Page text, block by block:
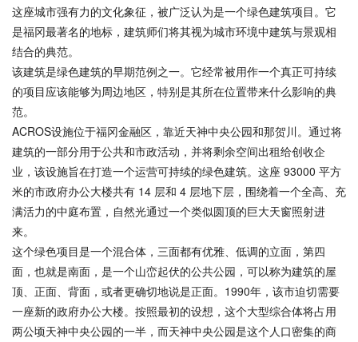
这座城市强有力的文化象征，被广泛认为是一个绿色建筑项目。它
是福冈最著名的地标，建筑师们将其视为城市环境中建筑与景观相
结合的典范。
该建筑是绿色建筑的早期范例之一。它经常被用作一个真正可持续
的项目应该能够为周边地区，特别是其所在位置带来什么影响的典
范。
ACROS设施位于福冈金融区，靠近天神中央公园和那贺川。通过将
建筑的一部分用于公共和市政活动，并将剩余空间出租给创收企
业，该设施旨在打造一个运营可持续的绿色建筑。这座 93000 平方
米的市政府办公大楼共有 14 层和 4 层地下层，围绕着一个全高、充
满活力的中庭布置，自然光通过一个类似圆顶的巨大天窗照射进
来。
这个绿色项目是一个混合体，三面都有优雅、低调的立面，第四
面，也就是南面，是一个山峦起伏的公共公园，可以称为建筑的屋
顶、正面、背面，或者更确切地说是正面。1990年，该市迫切需要
一座新的政府办公大楼。按照最初的设想，这个大型综合体将占用
两公顷天神中央公园的一半，而天神中央公园是这个人口密集的商